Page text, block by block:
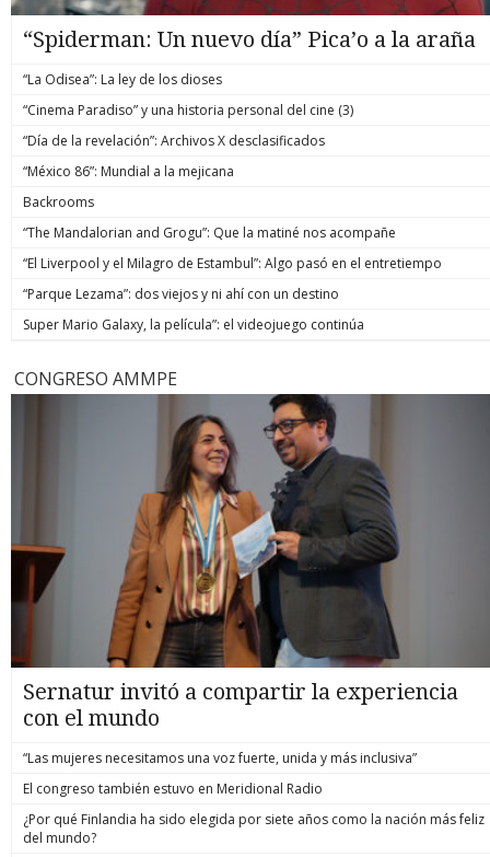
“Spiderman: Un nuevo día” Pica’o a la araña
“La Odisea”: La ley de los dioses
“Cinema Paradiso” y una historia personal del cine (3)
“Día de la revelación”: Archivos X desclasificados
“México 86”: Mundial a la mejicana
Backrooms
“The Mandalorian and Grogu”: Que la matiné nos acompañe
“El Liverpool y el Milagro de Estambul”: Algo pasó en el entretiempo
“Parque Lezama”: dos viejos y ni ahí con un destino
Super Mario Galaxy, la película”: el videojuego continúa
CONGRESO AMMPE
Sernatur invitó a compartir la experiencia
con el mundo
“Las mujeres necesitamos una voz fuerte, unida y más inclusiva”
El congreso también estuvo en Meridional Radio
¿Por qué Finlandia ha sido elegida por siete años como la nación más feliz
del mundo?